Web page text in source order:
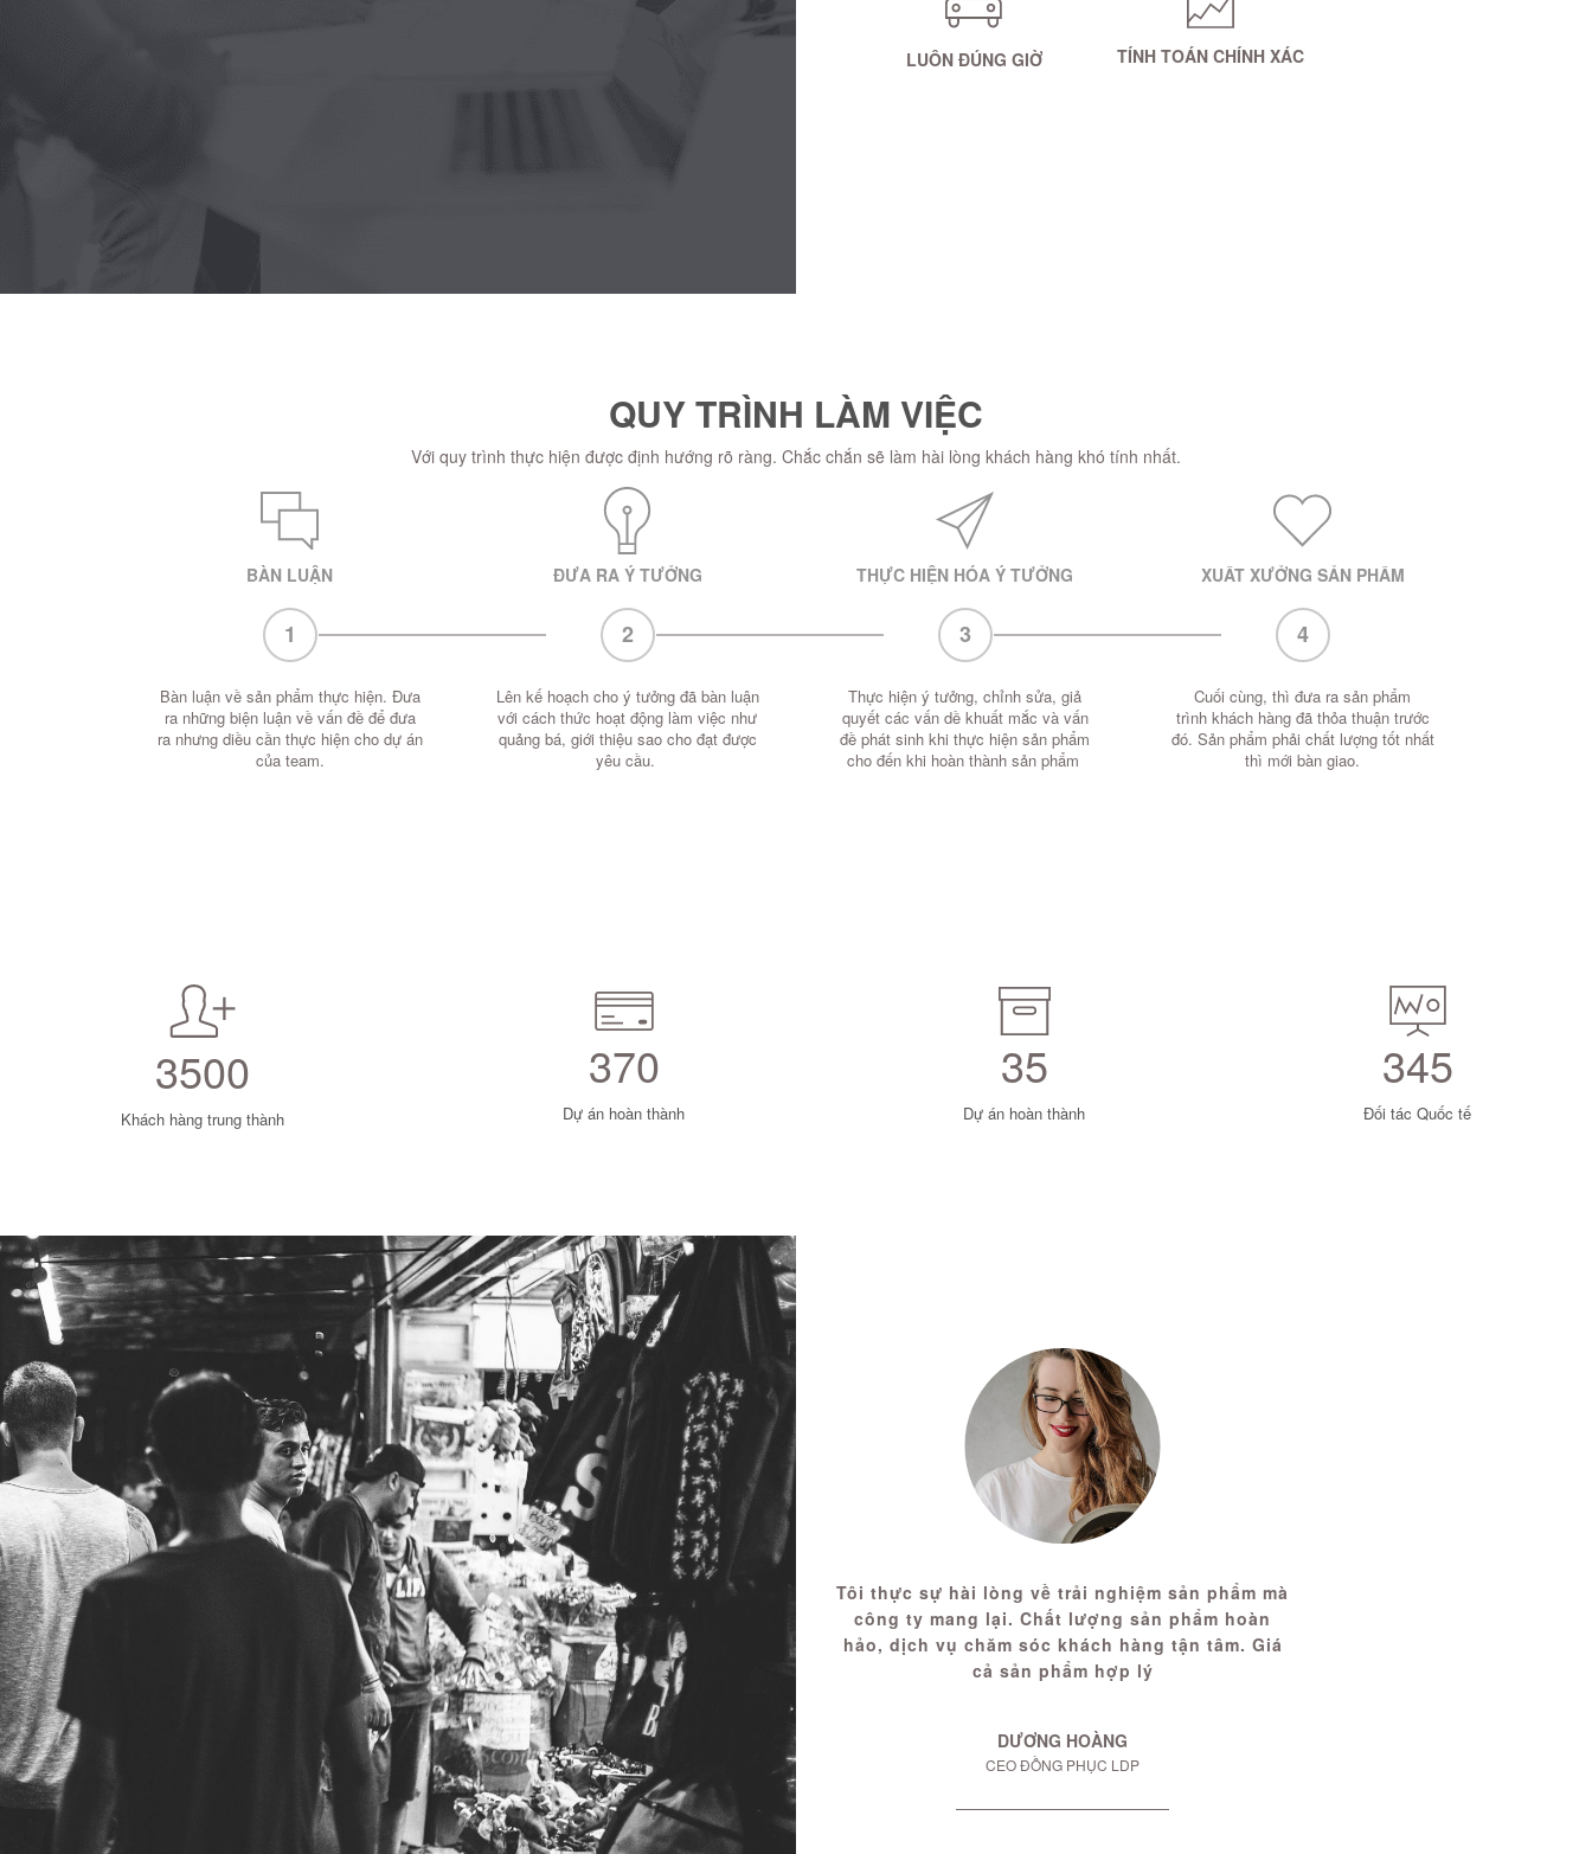
LUÔN ĐÚNG GIỜ TÍNH TOÁN CHÍNH XÁC
QUY TRÌNH LÀM VIỆC
Với quy trình thực hiện được định hướng rõ ràng. Chắc chắn sẽ làm hài lòng khách hàng khó tính nhất.
BÀN LUẬN
1
Bàn luận về sản phẩm thực hiện. Đưa
ra những biện luận về vấn đề để đưa
ra nhưng diều cần thực hiện cho dự án
của team.
ĐƯA RA Ý TƯỞNG
2
Lên kế hoạch cho ý tưởng đã bàn luận
với cách thức hoạt động làm việc như
quảng bá, giới thiệu sao cho đạt được
yêu cầu.
THỰC HIỆN HÓA Ý TƯỞNG
3
Thực hiện ý tưởng, chỉnh sửa, giả
quyết các vấn dề khuất mắc và vấn
đề phát sinh khi thực hiện sản phẩm
cho đến khi hoàn thành sản phẩm
XUẤT XƯỞNG SẢN PHẨM
4
Cuối cùng, thì đưa ra sản phẩm
trình khách hàng đã thỏa thuận trước
đó. Sản phẩm phải chất lượng tốt nhất
thì mới bàn giao.
3500
Khách hàng trung thành
370
Dự án hoàn thành
35
Dự án hoàn thành
345
Đối tác Quốc tế
Tôi thực sự hài lòng về trải nghiệm sản phẩm mà
công ty mang lại. Chất lượng sản phẩm hoàn
hảo, dịch vụ chăm sóc khách hàng tận tâm. Giá
cả sản phẩm hợp lý
DƯƠNG HOÀNG
CEO ĐỒNG PHỤC LDP